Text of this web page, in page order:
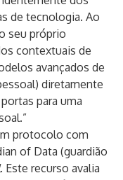
de tecnologia. Ao
seu próprio
contextuais de
avançados de
diretamente
para uma
protocolo com
of Data (guardião
. Este recurso avalia